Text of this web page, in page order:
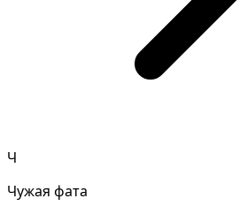
Ч
Чужая фата